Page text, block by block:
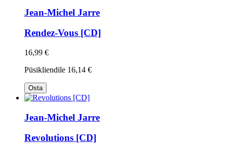
Jean-Michel Jarre
Rendez-Vous [CD]
16,99 €
Püsikliendile 16,14 €
Osta
Jean-Michel Jarre
Revolutions [CD]